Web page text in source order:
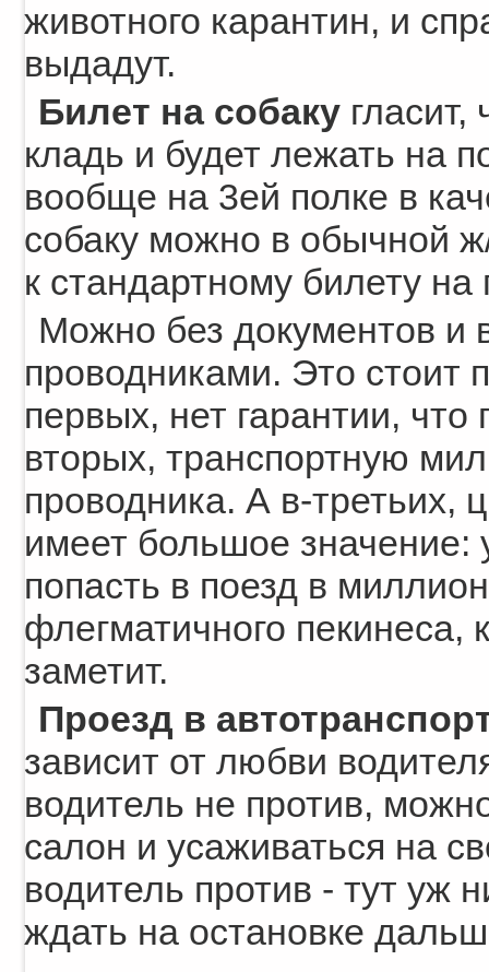
животного карантин, и
выдадут.
Билет на собаку
кладь и будет лежать на
вообще на 3ей полке в
собаку можно в обычной
к стандартному билету на
Можно без документов и
проводниками. Это стоит
первых, нет гарантии, что
вторых, транспортную
проводника. А в-третьих,
имеет большое значение:
попасть в поезд в
флегматичного пекинеса,
заметит.
Проезд в
зависит от любви
водитель не против,
салон и усаживаться на
водитель против - тут уж
ждать на остановке